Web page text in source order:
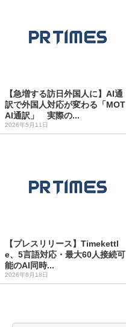
【急増する訪日外国人に】AI通
訳で外国人対応が変わる「MOT
AI通訳」 実際の...
2026年5月11日
【プレスリリース】Timekettl
e、5言語対応・最大60人接続可
能のAI同時...
2026年6月18日